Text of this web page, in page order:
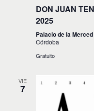
DON JUAN
2025
Palacio de la
Córdoba
Gratuito
VIE
7